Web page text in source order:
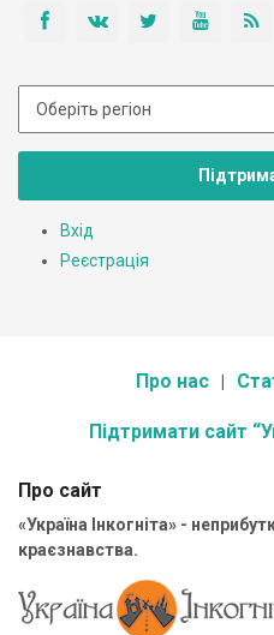
Вхід
Реєстрація
Про нас
Підтримати сайт
Про сайт
«Україна Інкогніта» -
краєзнавства.